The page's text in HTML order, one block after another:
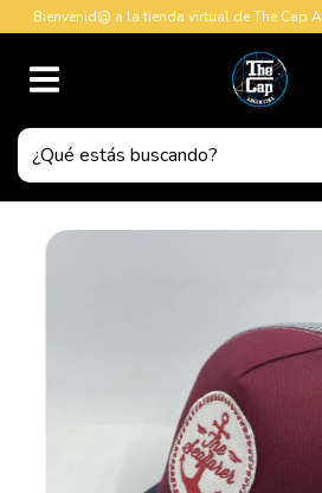
Bienvenid@ a la tienda virtual de The Cap